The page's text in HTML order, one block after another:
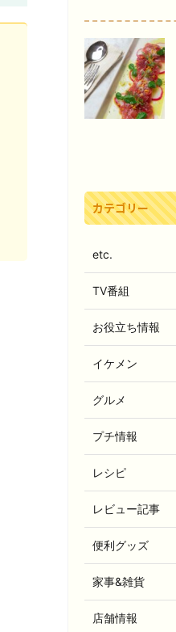
カテゴリー
etc.
TV番組
お役立ち情報
イケメン
グルメ
プチ情報
レシピ
レビュー記事
便利グッズ
家事&雑貨
店舗情報